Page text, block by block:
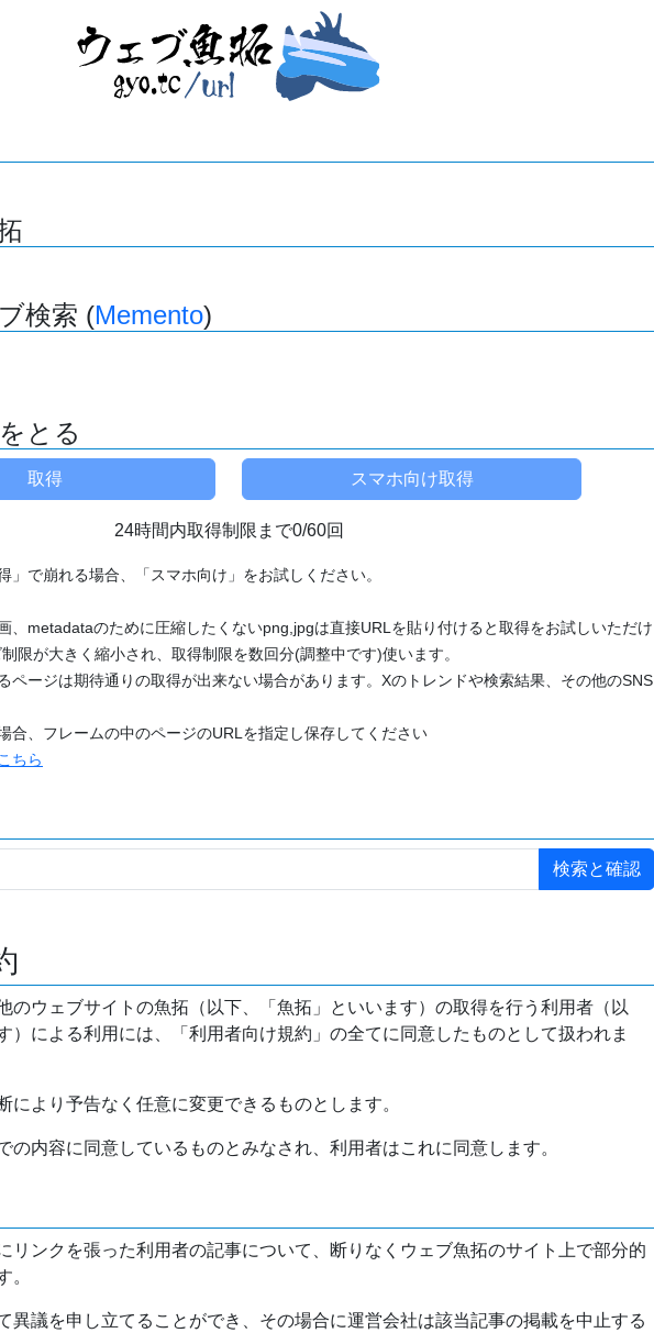
検索 (Memento)
とる
24時間内取得制限まで0/60回
」で崩れる場合、「スマホ向け」をお試しください。
、metadataのために圧縮したくないpng,jpgは直接URLを貼り付けると取得をお試しいただけ
限が大きく縮小され、取得制限を数回分(調整中です)使います。
ページは期待通りの取得が出来ない場合があります。Xのトレンドや検索結果、その他のSNS
合、フレームの中のページのURLを指定し保存してください
こちら
のウェブサイトの魚拓（以下、「魚拓」といいます）の取得を行う利用者（以
）による利用には、「利用者向け規約」の全てに同意したものとして扱われま
により予告なく任意に変更できるものとします。
の内容に同意しているものとみなされ、利用者はこれに同意します。
リンクを張った利用者の記事について、断りなくウェブ魚拓のサイト上で部分的
。
異議を申し立てることができ、その場合に運営会社は該当記事の掲載を中止する